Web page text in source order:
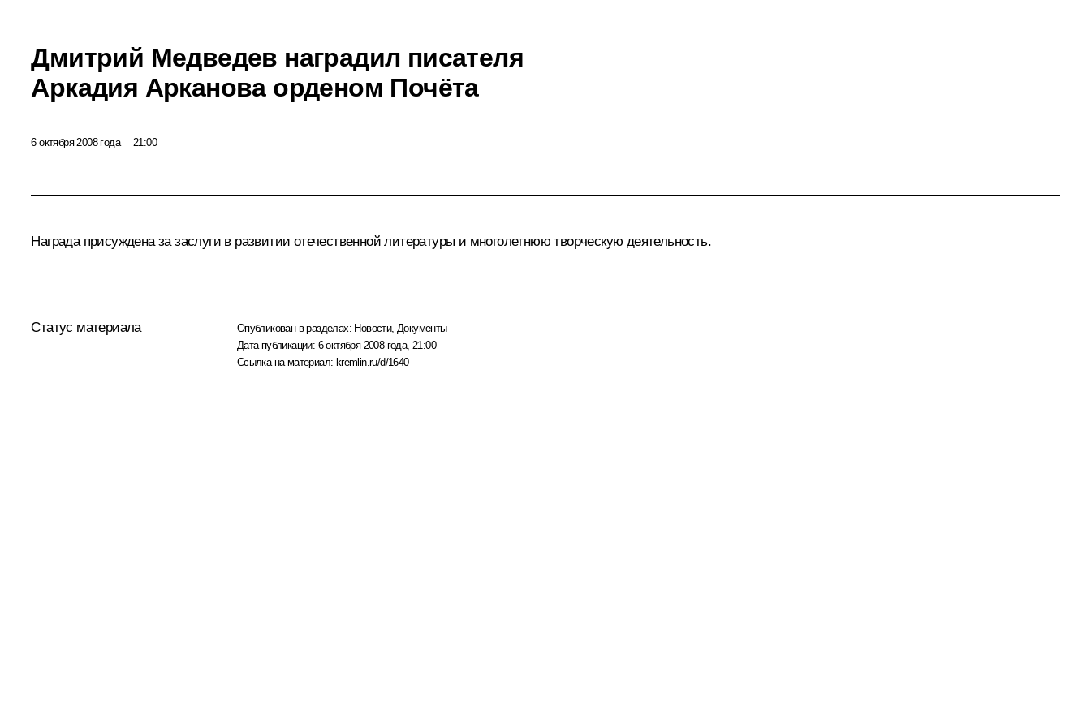
Дмитрий Медведев наградил писателя
Аркадия Арканова орденом Почёта
6 октября 2008 года 21:00
Награда присуждена за заслуги в развитии отечественной литературы и многолетнюю творческую деятельность.
Статус материала Опубликован в разделах: Новости,Документы
Дата публикации: 6 октября 2008 года, 21:00
Ссылка на материал: kremlin.ru/d/1640